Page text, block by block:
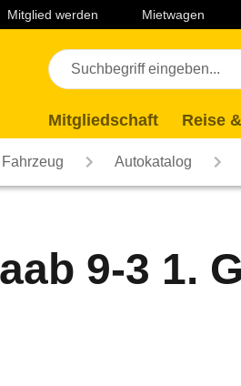
Fußzeile
Mitglied werden Mietwagen
Mitgliedschaft Reise
Autokatalog
9-3 1.